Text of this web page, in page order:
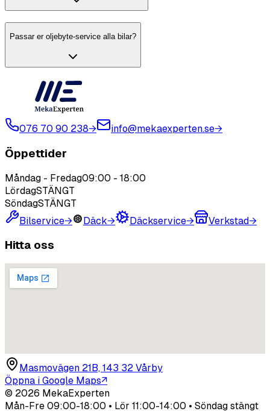
Passar er oljebyte-service alla bilar?
076 70 90 238→ info@mekaexperten.se→
Öppettider
Måndag - Fredag09:00 - 18:00
LördagSTÄNGT
SöndagSTÄNGT
Bilservice→ Däck→ Däckservice→ Verkstad→
Hitta oss
Masmovägen 21B, 143 32 Vårby
Öppna i Google Maps↗
© 2026 MekaExperten
Mån-Fre 09:00-18:00 • Lör 11:00-14:00 • Söndag stängt